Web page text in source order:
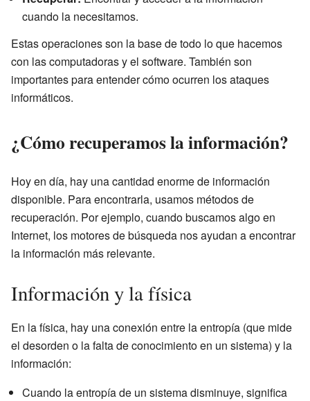
cuando la necesitamos.
Estas operaciones son la base de todo lo que hacemos
con las computadoras y el software. También son
importantes para entender cómo ocurren los ataques
informáticos.
¿Cómo recuperamos la información?
Hoy en día, hay una cantidad enorme de información
disponible. Para encontrarla, usamos métodos de
recuperación. Por ejemplo, cuando buscamos algo en
Internet, los motores de búsqueda nos ayudan a encontrar
la información más relevante.
Información y la física
En la física, hay una conexión entre la entropía (que mide
el desorden o la falta de conocimiento en un sistema) y la
información:
Cuando la entropía de un sistema disminuye, significa